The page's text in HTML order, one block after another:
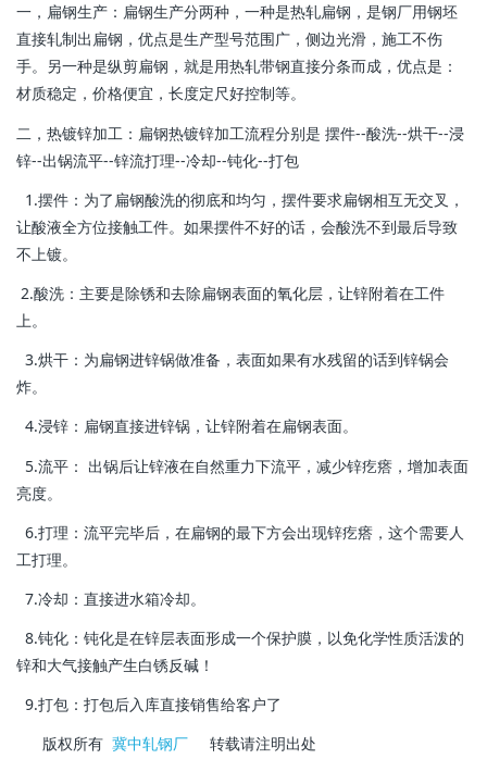
一，扁钢生产：扁钢生产分两种，一种是热轧扁钢，是钢厂用钢坯
直接轧制出扁钢，优点是生产型号范围广，侧边光滑，施工不伤
手。另一种是纵剪扁钢，就是用热轧带钢直接分条而成，优点是：
材质稳定，价格便宜，长度定尺好控制等。
二，热镀锌加工：扁钢热镀锌加工流程分别是 摆件--酸洗--烘干--浸
锌--出锅流平--锌流打理--冷却--钝化--打包
1.摆件：为了扁钢酸洗的彻底和均匀，摆件要求扁钢相互无交叉，
让酸液全方位接触工件。如果摆件不好的话，会酸洗不到最后导致
不上镀。
2.酸洗：主要是除锈和去除扁钢表面的氧化层，让锌附着在工件
上。
3.烘干：为扁钢进锌锅做准备，表面如果有水残留的话到锌锅会
炸。
4.浸锌：扁钢直接进锌锅，让锌附着在扁钢表面。
5.流平： 出锅后让锌液在自然重力下流平，减少锌疙瘩，增加表面
亮度。
6.打理：流平完毕后，在扁钢的最下方会出现锌疙瘩，这个需要人
工打理。
7.冷却：直接进水箱冷却。
8.钝化：钝化是在锌层表面形成一个保护膜，以免化学性质活泼的
锌和大气接触产生白锈反碱！
9.打包：打包后入库直接销售给客户了
版权所有 冀中轧钢厂 转载请注明出处